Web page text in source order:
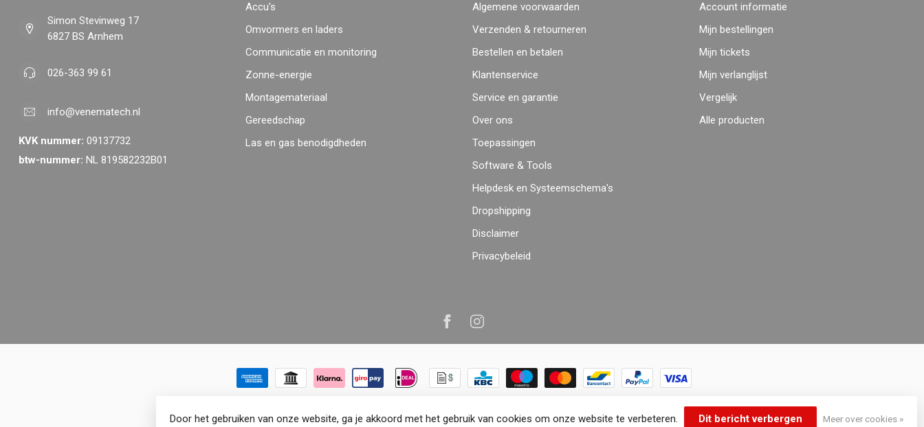
Simon Stevinweg 17
6827 BS Arnhem
026-363 99 61
info@venematech.nl
KVK nummer: 09137732
btw-nummer: NL 819582232B01
Accu's
Omvormers en laders
Communicatie en monitoring
Zonne-energie
Montagemateriaal
Gereedschap
Las en gas benodigdheden
Algemene voorwaarden
Verzenden & retourneren
Bestellen en betalen
Klantenservice
Service en garantie
Over ons
Toepassingen
Software & Tools
Helpdesk en Systeemschema's
Dropshipping
Disclaimer
Privacybeleid
Account informatie
Mijn bestellingen
Mijn tickets
Mijn verlanglijst
Vergelijk
Alle producten
Door het gebruiken van onze website, ga je akkoord met het gebruik van cookies om onze website te verbeteren. Dit bericht verbergen Meer over cookies »